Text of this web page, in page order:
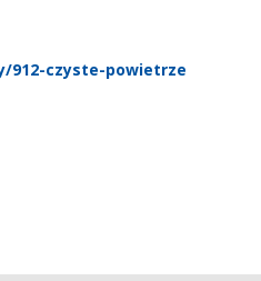
912-czyste-powietrze